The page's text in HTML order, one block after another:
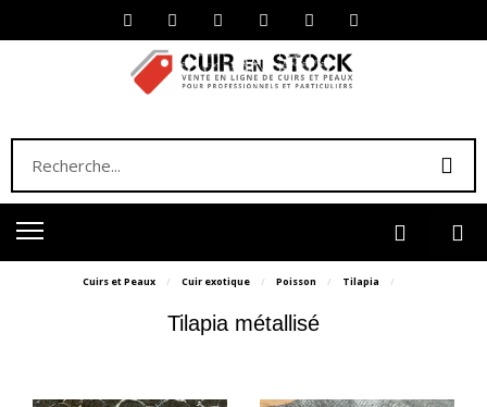
Cuirs et Peaux Cuir exotique Poisson Tilapia
Tilapia métallisé